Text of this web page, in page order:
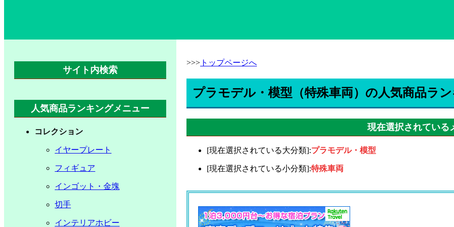
>>> トップページへ
プラモデル・模型（特殊車両）の人気商品ラ
現在選択されている
[現在選択されている大分類]:プラモデル・模型
[現在選択されている小分類]:特殊車両
サイト内検索
人気商品ランキングメニュー
コレクション
イヤープレート
フィギュア
インゴット・金塊
切手
インテリアホビー